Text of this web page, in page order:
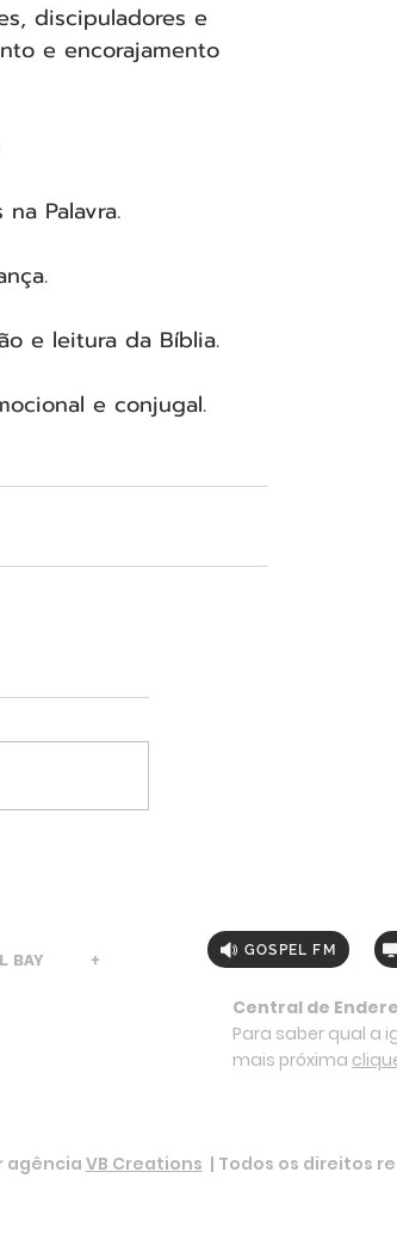
discipuladores e
e encorajamento
Palavra.
e leitura da Bíblia.
e conjugal.
BAY +
GOSPEL FM
Central de
Para saber qual a
mais próxima
agência VB Creations | Todos os direitos